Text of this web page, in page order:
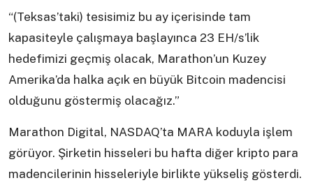
“(Teksas’taki) tesisimiz bu ay içerisinde tam
kapasiteyle çalışmaya başlayınca 23 EH/s’lik
hedefimizi geçmiş olacak, Marathon’un Kuzey
Amerika’da halka açık en büyük Bitcoin madencisi
olduğunu göstermiş olacağız.”
Marathon Digital, NASDAQ’ta MARA koduyla işlem
görüyor. Şirketin hisseleri bu hafta diğer kripto para
madencilerinin hisseleriyle birlikte yükseliş gösterdi.